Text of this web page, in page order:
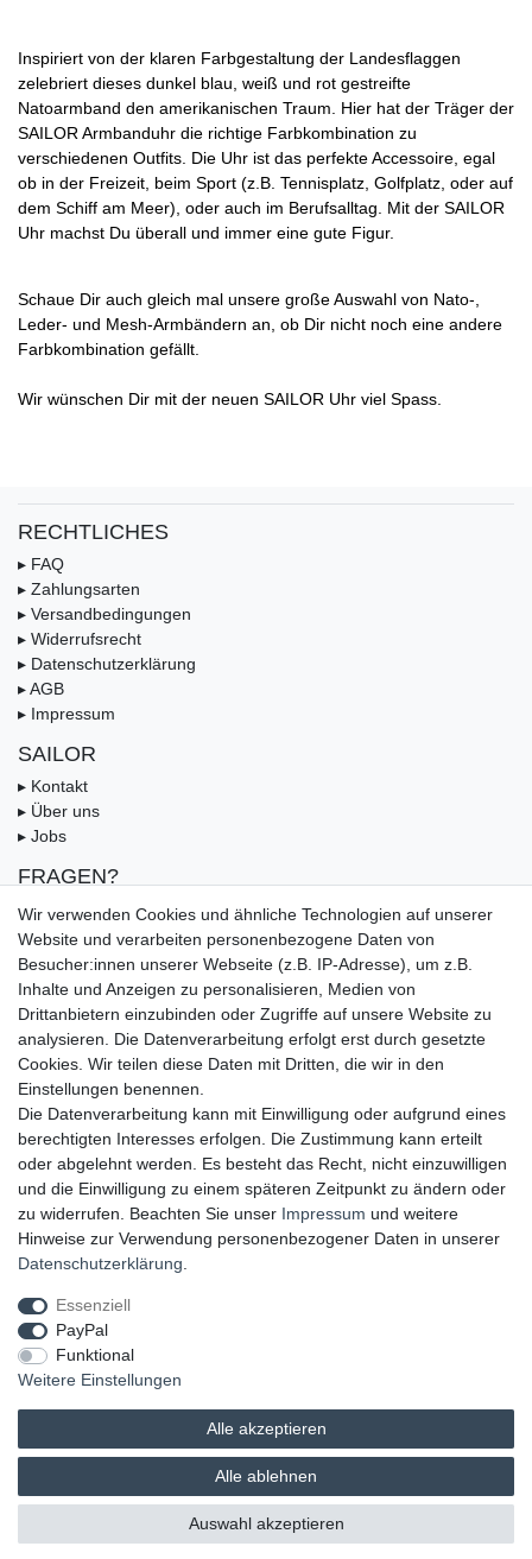
Inspiriert von der klaren Farbgestaltung der Landesflaggen
zelebriert dieses dunkel blau, weiß und rot gestreifte
Natoarmband den amerikanischen Traum. Hier hat der Träger der
SAILOR Armbanduhr die richtige Farbkombination zu
verschiedenen Outfits. Die Uhr ist das perfekte Accessoire, egal
ob in der Freizeit, beim Sport (z.B. Tennisplatz, Golfplatz, oder auf
dem Schiff am Meer), oder auch im Berufsalltag. Mit der SAILOR
Uhr machst Du überall und immer eine gute Figur.
Schaue Dir auch gleich mal unsere große Auswahl von Nato-,
Leder- und Mesh-Armbändern an, ob Dir nicht noch eine andere
Farbkombination gefällt.
Wir wünschen Dir mit der neuen SAILOR Uhr viel Spass.
RECHTLICHES
▸ FAQ
▸ Zahlungsarten
▸ Versandbedingungen
▸ Widerrufsrecht
▸ Datenschutzerklärung
▸ AGB
▸ Impressum
SAILOR
▸ Kontakt
▸ Über uns
▸ Jobs
FRAGEN?
▸ FAQ
▸ Zahlungsarten
▸ Versandbedingungen
▸ Gutschein
UNSERE ZAHLUNGSMÖGLICKEITEN
UNSERE LIEFERMÖGLICHKEITEN
GEPRÜFTE UND AUSGEZEICHNETE LEISTUNG
Wir verwenden Cookies und ähnliche Technologien auf unserer
Website und verarbeiten personenbezogene Daten von
Besucher:innen unserer Webseite (z.B. IP-Adresse), um z.B.
Inhalte und Anzeigen zu personalisieren, Medien von
Drittanbietern einzubinden oder Zugriffe auf unsere Website zu
analysieren. Die Datenverarbeitung erfolgt erst durch gesetzte
Cookies. Wir teilen diese Daten mit Dritten, die wir in den
Einstellungen benennen.
Die Datenverarbeitung kann mit Einwilligung oder aufgrund eines
berechtigten Interesses erfolgen. Die Zustimmung kann erteilt
oder abgelehnt werden. Es besteht das Recht, nicht einzuwilligen
und die Einwilligung zu einem späteren Zeitpunkt zu ändern oder
zu widerrufen. Beachten Sie unser Impressum und weitere
Hinweise zur Verwendung personenbezogener Daten in unserer
Daten­schutz­erklärung
Essenziell
PayPal
Funktional
Weitere Einstellungen
Alle akzeptieren
Alle ablehnen
Auswahl akzeptieren